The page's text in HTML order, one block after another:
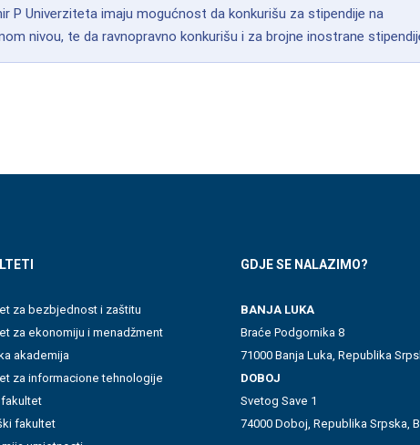
P Univerziteta imaju mogućnost da konkurišu za stipendije na
nivou, te da ravnopravno konkurišu i za brojne inostrane
za bezbjednost i zaštitu
za ekonomiju i menadžment
akademija
za informacione tehnologije
fakultet
fakultet
GDJE SE NALAZIMO?
BANJA LUKA
Braće Podgornika 8
71000 Banja Luka, Republika
DOBOJ
Svetog Save 1
74000 Doboj, Republika Srpska,